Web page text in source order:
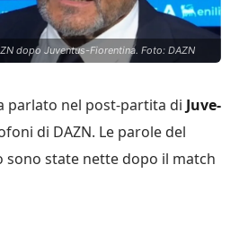
dopo Juventus-Fiorentina. Foto: DAZN
parlato nel post-partita di Juve-
di DAZN. Le parole del
sono state nette dopo il match